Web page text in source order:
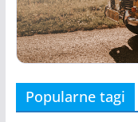
Popularne tagi